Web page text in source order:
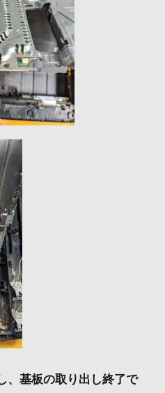
、基板の取り出し終了で